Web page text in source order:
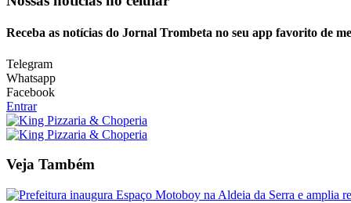
Receba as notícias do Jornal Trombeta no seu app favorito de
Telegram
Whatsapp
Facebook
Entrar
Veja Também